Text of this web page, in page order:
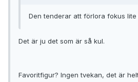
Den tenderar att förlora fokus
Det är ju det som är så kul.
Favoritfigur? Ingen tvekan, det är